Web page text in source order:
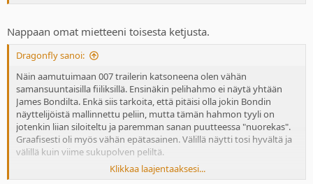
Nappaan omat mietteeni toisesta ketjusta.
Dragonfly sanoi:
Näin aamutuimaan 007 trailerin katsoneena olen vähän
samansuuntaisilla fiiliksillä. Ensinäkin pelihahmo ei näytä yhtään
James Bondilta. Enkä siis tarkoita, että pitäisi olla jokin Bondin
näyttelijöistä mallinnettu peliin, mutta tämän hahmon tyyli on
jotenkin liian siloiteltu ja paremman sanan puutteessa "nuorekas".
Graafisesti oli myös vähän epätasainen. Välillä näytti tosi hyvältä ja
välillä kuin viime sukupolven peliltä.
Sen sijaan se vähä mitä tarinasta paljastettiin antaa kyllä odottaa
Klikkaa laajentaaksesi...